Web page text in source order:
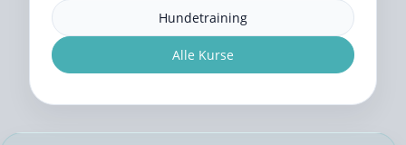
Hundetraining
Alle Kurse